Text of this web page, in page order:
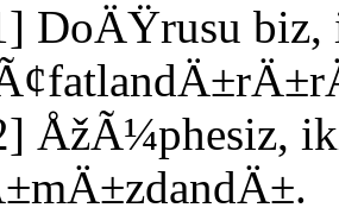
DoÄŸrusu
ÅžÃ¼phesiz,